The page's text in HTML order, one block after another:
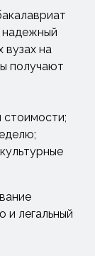
надежный
вузах на
получают
стоимости;
и легальный